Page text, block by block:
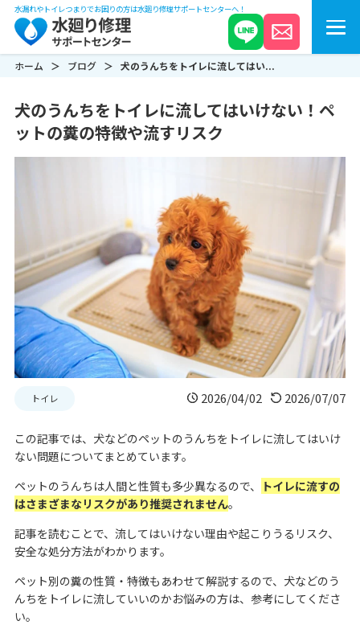
水漏れやトイレつまりでお困りの方は水廻り修理サポートセンターへ！
ホーム ブログ 犬のうんちをトイレに流してはい...
犬のうんちをトイレに流してはいけない！ペ
ットの糞の特徴や流すリスク
トイレ 2026/04/02 2026/07/07
この記事では、犬などのペットのうんちをトイレに流してはいけ
ない問題についてまとめています。
ペットのうんちは人間と性質も多少異なるので、
トイレに流すの
はさまざまなリスクがあり推奨されません。
記事を読むことで、流してはいけない理由や起こりうるリスク、
安全な処分方法がわかります。
ペット別の糞の性質・特徴もあわせて解説するので、犬などのう
んちをトイレに流していいのかお悩みの方は、参考にしてくださ
い。